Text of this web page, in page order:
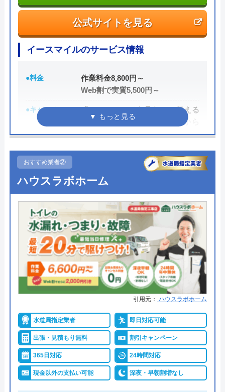
公式サイトを見る
イースマイルのサービス情報
●料金
作業料金8,800円～
Web割で実質5,500円～
●キャンペーン
「ホームページを見た」と伝える
だけで、WEB割で作業料金から
3,000円割引！
●駆けつけ時間 最短20分
●定休日 年中無休
●出張見積もり 出張・見積もり無料
●支払い方法
現金、銀行振込、モバイル、後払
い決済、クレジットカード
●累計実績
年間25万件、累計500万件の修理交
換実績
●保証・保険
工事保証12年・商品保証10年(最
詳細は公式HPでご確認ください
イースマイルがおすすめの理由
イースマイルは対応する自治体で適切な工事ができ
ると認められている水道局指定業者です。
おすすめ業者②
ハウスラボホーム
引用元： ハウスラボホーム
水道局指定業者 即日対応可能
出張・見積もり無料 割引キャンペーン
365日対応 24時間対応
現金以外の支払い可能 深夜・早朝割増なし